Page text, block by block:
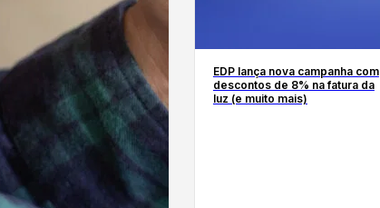
EDP lança nova campanha com
descontos de 8% na fatura da
luz (e muito mais)